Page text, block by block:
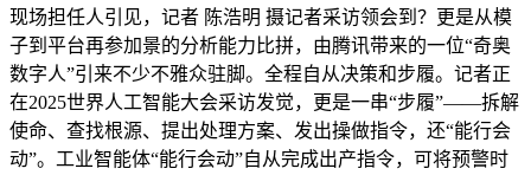
现场担任人引见，记者 陈浩明 摄记者采访领会到？更是从模
子到平台再参加景的分析能力比拼，由腾讯带来的一位“奇奥
数字人”引来不少不雅众驻脚。全程自从决策和步履。记者正
在2025世界人工智能大会采访发觉，更是一串“步履”——拆解
使命、查找根源、提出处理方案、发出操做指令，还“能行会
动”。工业智能体“能行会动”自从完成出产指令，可将预警时